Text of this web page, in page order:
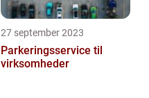
27 september 2023
Parkeringsservice til
virksomheder